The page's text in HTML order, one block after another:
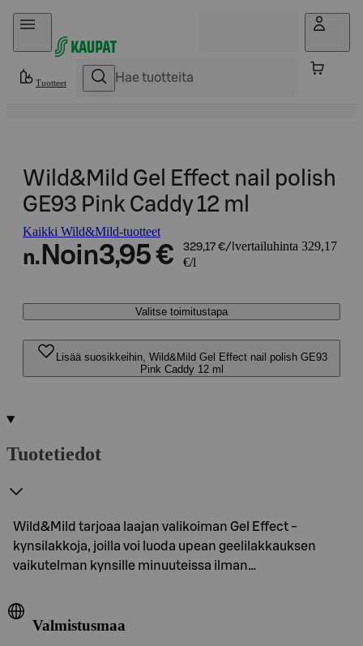
Hyppää sisältöön
Tuotteet
Wild&Mild Gel Effect nail polish
GE93 Pink Caddy 12 ml
Kaikki Wild&Mild-tuotteet
n. Noin3,95 € 329,17 €/l vertailuhinta 329,17
€/l
Valitse toimitustapa
Lisää suosikkeihin, Wild&Mild Gel Effect nail polish GE93
Pink Caddy 12 ml
Tuotetiedot
Wild&Mild tarjoaa laajan valikoiman Gel Effect -
kynsilakkoja, joilla voi luoda upean geelilakkauksen
vaikutelman kynsille minuuteissa ilman…
Valmistusmaa